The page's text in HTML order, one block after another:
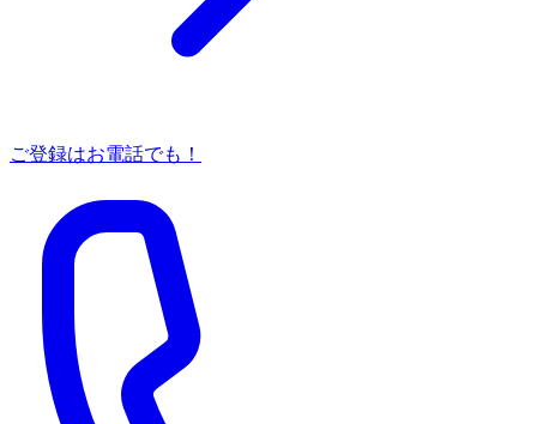
ご登録はお電話でも！